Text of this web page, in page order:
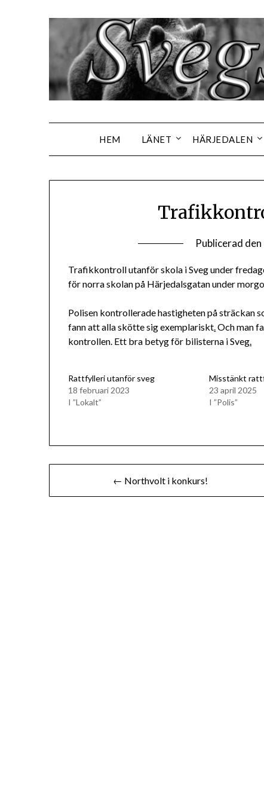
HEM LÄNET HÄRJEDALEN
Publicerad den
Trafikkontroll utanför skola i Sveg under
för norra skolan på Härjedalsgatan under
Polisen kontrollerade hastigheten på sträckan
fann att alla skötte sig exemplariskt.Och man
kontrollen. Ett bra betyg för bilisterna i Sveg.
Rattfylleri utanför sveg
18 februari 2023
I ”Lokalt”
Misstänkt
23 april 2025
I ”Polis”
Inläggsnavigering
← Northvolt i konkurs!